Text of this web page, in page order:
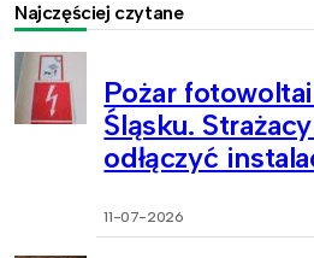
Najczęściej czytane
Pożar
Śląsku.
odłączyć
11-07-2026